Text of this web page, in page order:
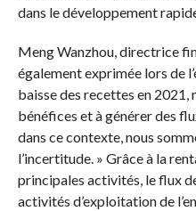
dans le développement
Meng Wanzhou, directrice
également exprimée lors de
baisse des recettes en
bénéfices et à générer des
dans ce contexte, nous
l’incertitude. » Grâce à la
principales activités, le flux
activités d’exploitation de